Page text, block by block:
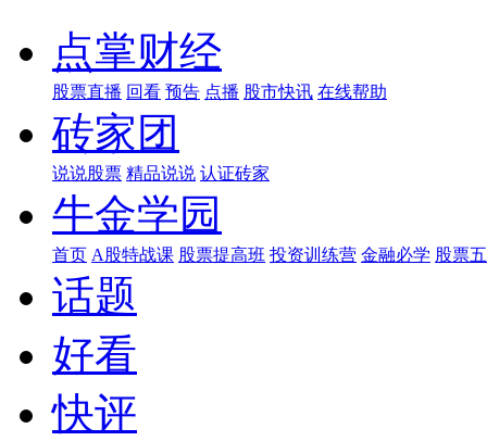
点掌财经
股票直播 回看 预告 点播 股市快讯 在线帮助
砖家团
说说股票 精品说说 认证砖家
牛金学园
首页 A股特战课 股票提高班 投资训练营 金融必学 股票
话题
好看
快评